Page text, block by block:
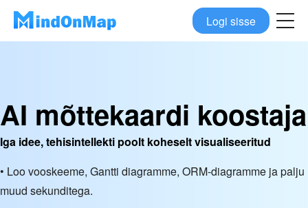
Logi sisse
AI mõttekaardi koostaja
Iga idee, tehisintellekti poolt koheselt visualiseeritud
• Loo vooskeeme, Gantti diagramme, ORM-diagramme ja palju
muud sekunditega.